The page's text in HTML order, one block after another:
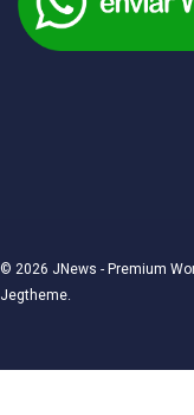
© 2026 JNews - Premium
Jegtheme.